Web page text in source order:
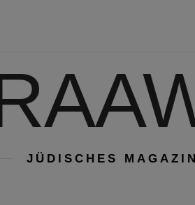
JÜDISCHES MAGAZIN